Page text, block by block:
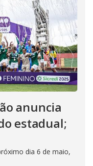
anuncia
estadual;
dia 6 de maio,